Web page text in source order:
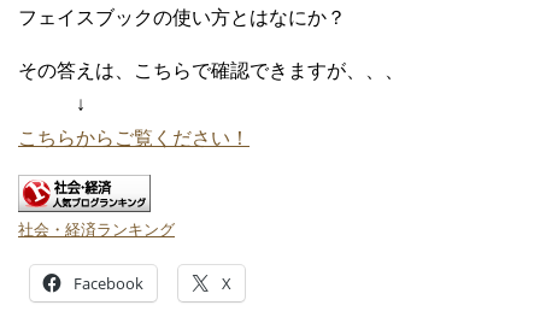
フェイスブックの使い方とはなにか？
その答えは、こちらで確認できますが、、、
↓
こちらからご覧ください！
社会・経済ランキング
Facebook X